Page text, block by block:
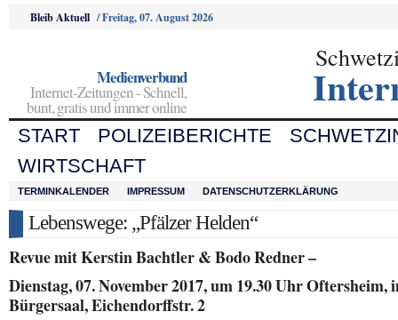
Bleib Aktuell /Freitag, 07. August 2026
Medienverbund
Internet-Zeitungen - Schnell,
bunt, gratis und immer online
START POLIZEIBERICHTE
WIRTSCHAFT
TERMINKALENDER IMPRESSUM DATENSCHUTZERKLÄRUNG
Lebenswege: „Pfälzer Helden“
Revue mit Kerstin Bachtler & Bodo Redner –
Dienstag, 07. November 2017, um 19.30 Uhr Oftersheim,
Bürgersaal, Eichendorffstr. 2